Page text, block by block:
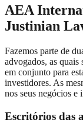
AEA
Justinian
Fazemos parte de
advogados, as quais
em conjunto para
investidores. As
nos seus negócios e
Escritórios das